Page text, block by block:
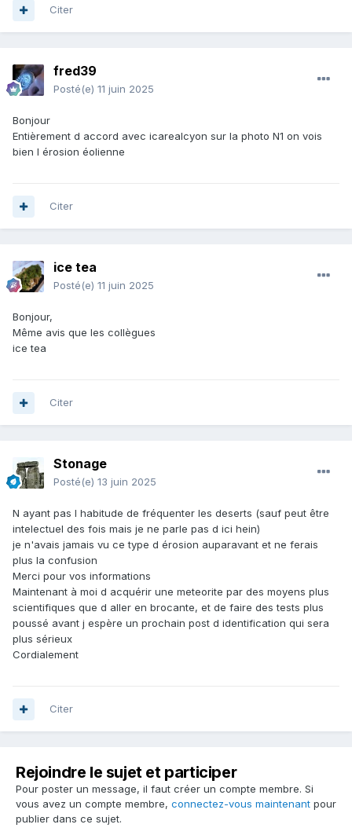
Citer
fred39
Posté(e) 11 juin 2025
Bonjour
Entièrement d accord avec icarealcyon sur la photo N1 on vois
bien l érosion éolienne
Citer
ice tea
Posté(e) 11 juin 2025
Bonjour,
Même avis que les collègues
ice tea
Citer
Stonage
Posté(e) 13 juin 2025
N ayant pas l habitude de fréquenter les deserts (sauf peut être
intelectuel des fois mais je ne parle pas d ici hein)
je n'avais jamais vu ce type d érosion auparavant et ne ferais
plus la confusion
Merci pour vos informations
Maintenant à moi d acquérir une meteorite par des moyens plus
scientifiques que d aller en brocante, et de faire des tests plus
poussé avant j espère un prochain post d identification qui sera
plus sérieux
Cordialement
Citer
Rejoindre le sujet et participer
Pour poster un message, il faut créer un compte membre. Si
vous avez un compte membre, connectez-vous maintenant pour
publier dans ce sujet.